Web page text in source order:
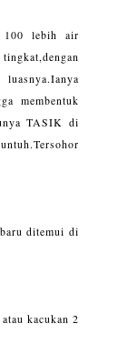
100 lebih air
membentuk
TASIK di
ditemui di
kacukan 2